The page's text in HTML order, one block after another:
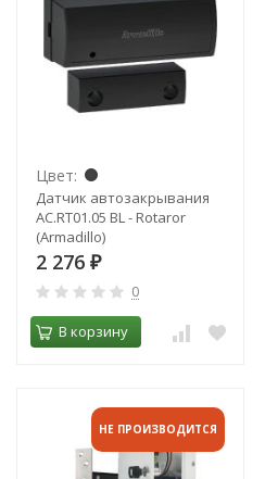
Цвет:
Датчик автозакрывания
AC.RT01.05 BL - Rotaror
(Armadillo)
2 276 ₽
0
В корзину
НЕ ПРОИЗВОДИТСЯ